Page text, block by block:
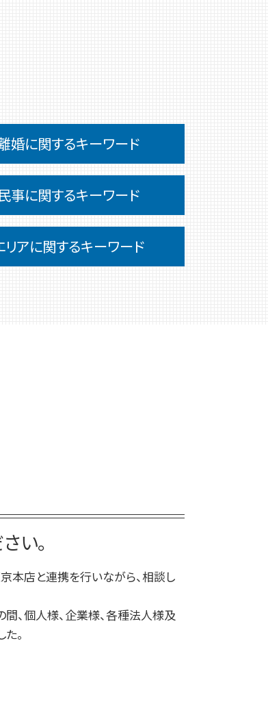
婚に関するキーワード
めること
権
判
証書 費用
民事に関するキーワード
停 弁護士なし
え方
罪
種類
リアに関するキーワード
業法務
婚
続
事
務
続 前橋
い。
本店と連携を行いながら、相談し
、個人様、企業様、各種法人様及
。